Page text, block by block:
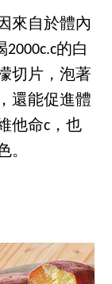
來自於體內
的白
切片，泡著
還能促進體
他命c，也
。